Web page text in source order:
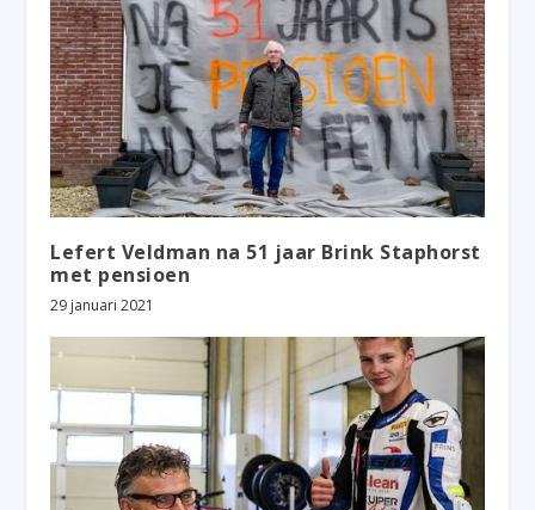
Lefert Veldman na 51 jaar Brink Staphorst
met pensioen
29 januari 2021